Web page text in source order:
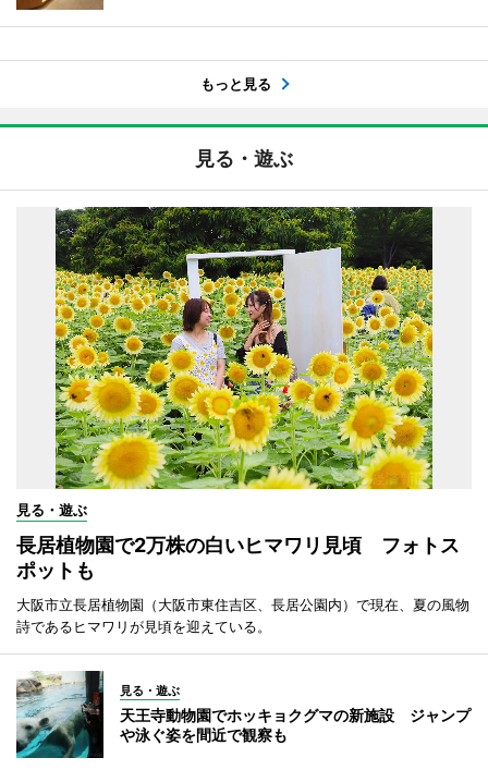
もっと見る
見る・遊ぶ
見る・遊ぶ
長居植物園で2万株の白いヒマワリ見頃 フォトス
ポットも
大阪市立長居植物園（大阪市東住吉区、長居公園内）で現在、夏の風物
詩であるヒマワリが見頃を迎えている。
見る・遊ぶ
天王寺動物園でホッキョクグマの新施設 ジャンプ
や泳ぐ姿を間近で観察も